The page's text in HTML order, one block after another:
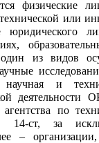
физические
или
юридического
из видов
научная и
по
ст, за
–